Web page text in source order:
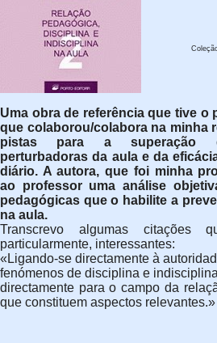
Uma obra de referência que tive o
que colaborou/colabora na minha
pistas para a superação
perturbadoras da aula e da
diário. A autora, que foi minha
ao professor uma análise
pedagógicas que o habilite a
na aula.
Transcrevo algumas citações
particularmente, interessantes:
«Ligando-se directamente à
fenómenos de disciplina e
directamente para o campo da
que constituem aspectos